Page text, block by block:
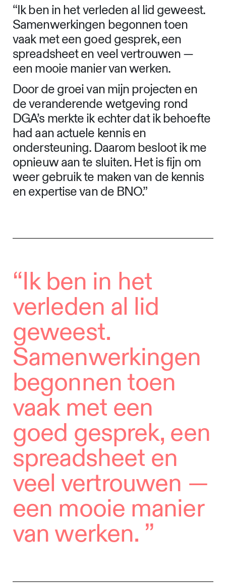
“Ik ben in het verleden al lid geweest.
Samenwerkingen begonnen toen
vaak met een goed gesprek, een
spreadsheet en veel vertrouwen —
een mooie manier van werken.
Door de groei van mijn projecten en
de veranderende wetgeving rond
DGA’s merkte ik echter dat ik behoefte
had aan actuele kennis en
ondersteuning. Daarom besloot ik me
opnieuw aan te sluiten. Het is fijn om
weer gebruik te maken van de kennis
en expertise van de BNO.”
“Ik ben in het
verleden al lid
geweest.
Samenwerkingen
begonnen toen
vaak met een
goed gesprek, een
spreadsheet en
veel vertrouwen —
een mooie manier
van werken. ”